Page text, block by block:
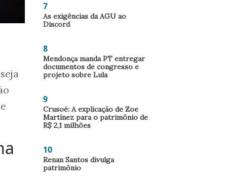
7
As exigências da AGU ao
Discord
8
Mendonça manda PT entregar
documentos de congresso e
projeto sobre Lula
9
Crusoé: A explicação de Zoe
Martínez para o patrimônio de
R$ 2,1 milhões
10
Renan Santos divulga
patrimônio